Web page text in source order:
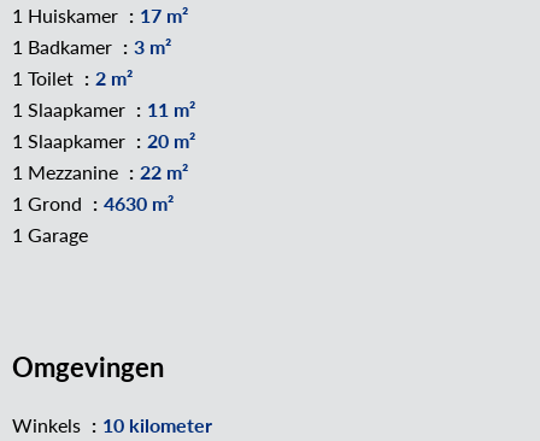
1 Huiskamer
17 m²
1 Badkamer
3 m²
1 Toilet
2 m²
1 Slaapkamer
11 m²
1 Slaapkamer
20 m²
1 Mezzanine
22 m²
1 Grond
4630 m²
1 Garage
Omgevingen
Winkels
10 kilometer